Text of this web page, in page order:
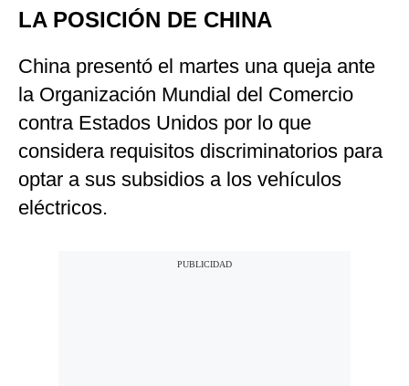
LA POSICIÓN DE CHINA
China presentó el martes una queja ante
la Organización Mundial del Comercio
contra Estados Unidos por lo que
considera requisitos discriminatorios para
optar a sus subsidios a los vehículos
eléctricos.